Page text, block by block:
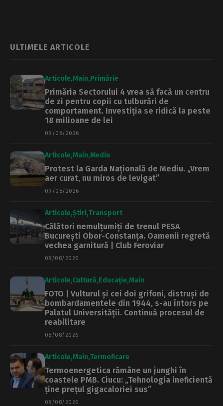
ULTIMELE ARTICOLE
Articole Main Primărie
Primăria Sectorului 4 vrea să facă un centru
de zi pentru copii cu tulburări de
comportament. Investiția se ridică la peste
18 milioane de lei
09/08/2026
Articole Main Mediu
Protest la Garda Națională de Mediu. „Vrem
aer curat, nu miros de levigat”
09/08/2026
Articole Știri Transport
Călători nemulțumiți de trenul PESA
București Obor-Constanța. Oamenii regretă
vechea garnitură | Club Feroviar
08/08/2026
Articole Cultură Educație Main
FOTO | Vulturul și cei doi grifoni, distruși de
bombardamentele din 1944, s-au întors pe
Palatul Universității. Continuă procesul de
reabilitare
08/08/2026
Articole Main Termoficare
Termoenergetica rămâne un junghi în
coastele PMB. Ciucu: „Tehnologia ineficientă
ține prețul gigacaloriei sus”
08/08/2026